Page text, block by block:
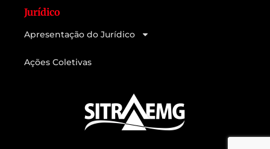
Jurídico
Apresentação do Jurídico
Ações Coletivas